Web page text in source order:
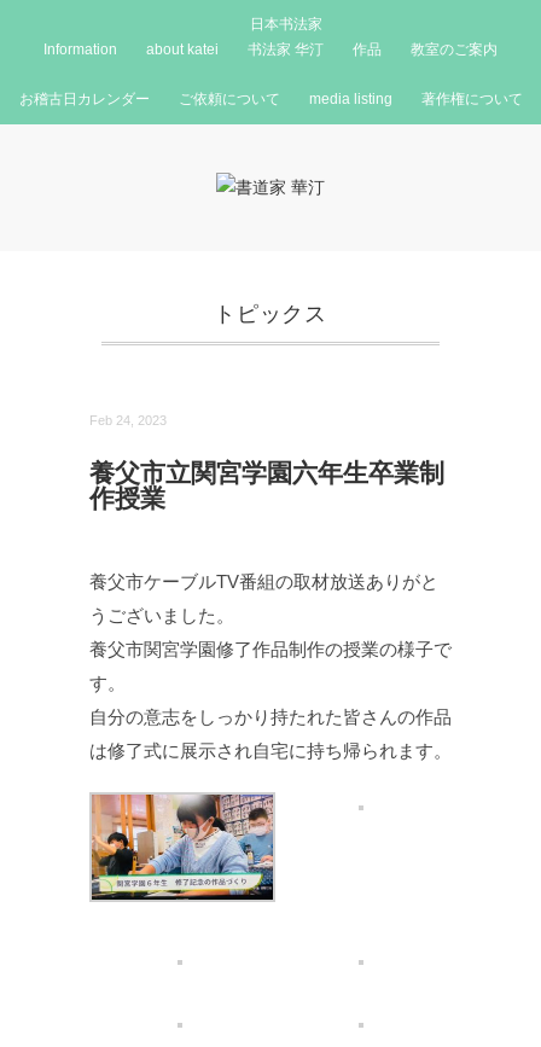
Information about katei
日本书法家
书法家 华汀
作品 教室のご案内
お稽古日カレンダー ご依頼について media listing 著作権について
トピックス
Feb 24, 2023
養父市立関宮学園六年生卒業制
作授業
養父市ケーブルTV番組の取材放送ありがと
うございました。
養父市関宮学園修了作品制作の授業の様子で
す。
自分の意志をしっかり持たれた皆さんの作品
は修了式に展示され自宅に持ち帰られます。